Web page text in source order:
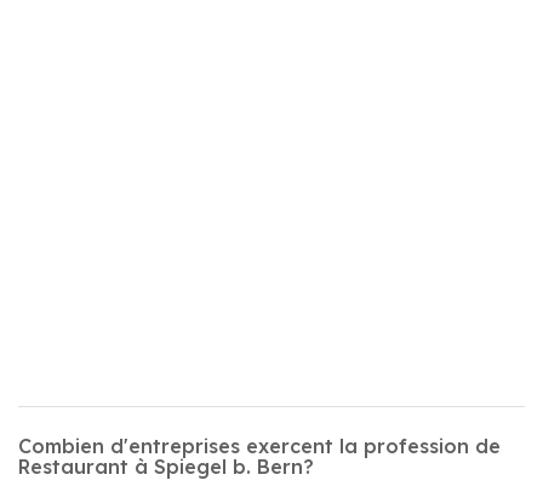
Combien d'entreprises exercent la profession de
Restaurant à Spiegel b. Bern?